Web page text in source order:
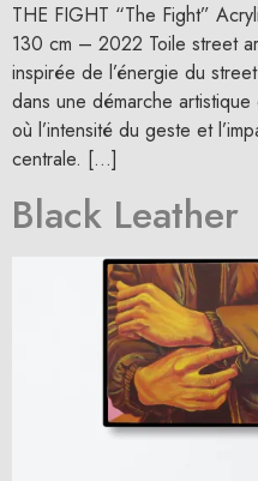
THE FIGHT “The Fight”
130 cm – 2022 Toile street
inspirée de l’énergie du
dans une démarche
où l’intensité du geste et
centrale. […]
Black Leather